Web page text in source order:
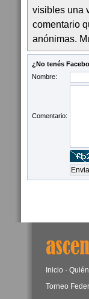
visibles una
comentario
anónimas.
¿No tenés
Nombre:
Comentario:
Inicio ·
Torneo